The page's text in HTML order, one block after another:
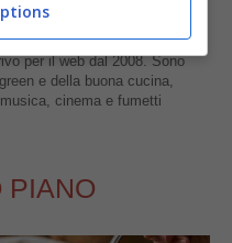
per il web dal 2008. Sono
e della buona cucina,
cinema e fumetti
PIANO